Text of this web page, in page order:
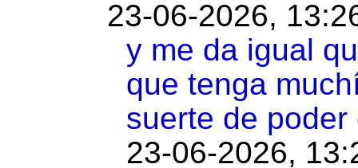
23-06-2026,
y me da igual
que tenga
suerte de poder
23-06-2026,